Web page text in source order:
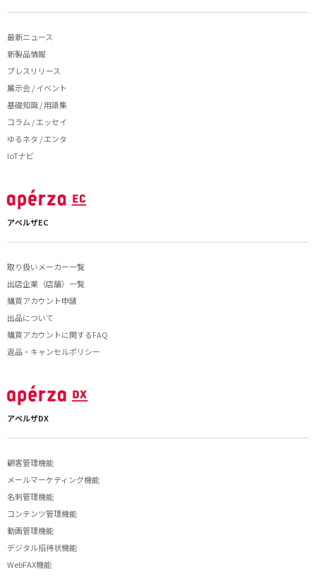
最新ニュース
新製品情報
プレスリリース
展示会 / イベント
基礎知識 / 用語集
コラム / エッセイ
ゆるネタ / エンタ
IoTナビ
アペルザEC
取り扱いメーカー一覧
出店企業（店舗）一覧
購買アカウント申請
出品について
購買アカウントに関するFAQ
返品・キャンセルポリシー
アペルザDX
顧客管理機能
メールマーケティング機能
名刺管理機能
コンテンツ管理機能
動画管理機能
デジタル招待状機能
WebFAX機能